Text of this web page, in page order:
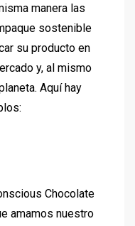
manera las
sostenible
su producto en
y, al mismo
Aquí hay
Chocolate
amamos nuestro